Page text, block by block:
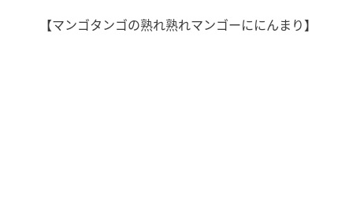
【マンゴタンゴの熟れ熟れマンゴーににんまり】